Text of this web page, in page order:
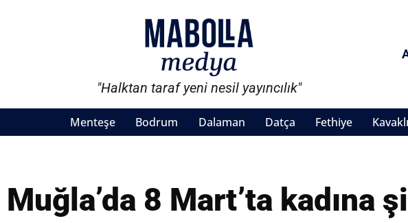
"Halktan taraf yeni nesil yayıncılık"
Menteşe Bodrum Dalaman Datça Fethiye
Muğla’da 8 Mart’ta kadına